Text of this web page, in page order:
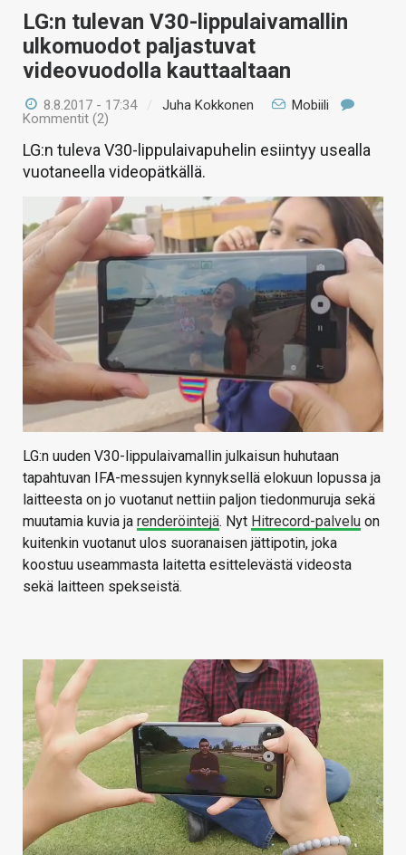
LG:n tulevan V30-lippulaivamallin
ulkomuodot paljastuvat
videovuodolla kauttaaltaan
8.8.2017 - 17:34 / Juha Kokkonen
Mobiili
Kommentit (2)
LG:n tuleva V30-lippulaivapuhelin esiintyy usealla
vuotaneella videopätkällä.
LG:n uuden V30-lippulaivamallin julkaisun huhutaan
tapahtuvan IFA-messujen kynnyksellä elokuun lopussa ja
laitteesta on jo vuotanut nettiin paljon tiedonmuruja sekä
muutamia kuvia ja renderöintejä. Nyt Hitrecord-palvelu on
kuitenkin vuotanut ulos suoranaisen jättipotin, joka
koostuu useammasta laitetta esittelevästä videosta
sekä laitteen spekseistä.